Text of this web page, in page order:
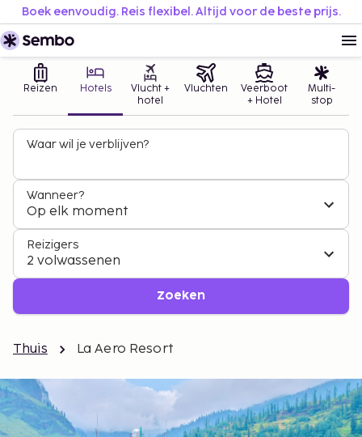
Boek eenvoudig. Reis flexibel. Altijd voor de beste prijs.
Reizen Hotels
Vlucht +
hotel
Vluchten
Veerboot
+ Hotel
Multi-
stop
Waar wil je verblijven?
Wanneer?
Op elk moment
Reizigers
2 volwassenen
Zoeken
Thuis La Aero Resort